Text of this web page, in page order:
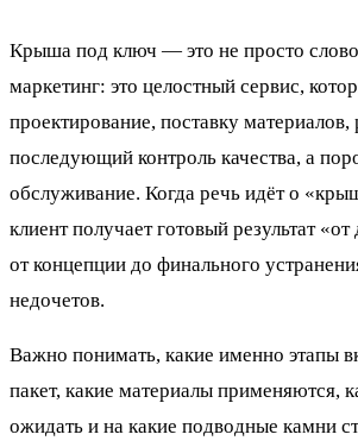
Крыша под ключ — это не просто
маркетинг: это целостный сервис,
проектирование, поставку
последующий контроль качества, а
обслуживание. Когда речь идёт о
клиент получает готовый результат
от концепции до финального
недочетов.
Важно понимать, какие именно этапы
пакет, какие материалы применяются,
ожидать и на какие подводные камни